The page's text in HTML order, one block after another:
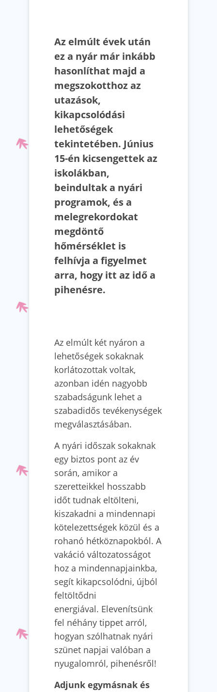
Az elmúlt évek után
ez a nyár már inkább
hasonlíthat majd a
megszokotthoz az
utazások,
kikapcsolódási
lehetőségek
tekintetében. Június
15-én kicsengettek az
iskolákban,
beindultak a nyári
programok, és a
melegrekordokat
megdöntő
hőmérséklet is
felhívja a figyelmet
arra, hogy itt az idő a
pihenésre.
Az elmúlt két nyáron a
lehetőségek sokaknak
korlátozottak voltak,
azonban idén nagyobb
szabadságunk lehet a
szabadidős tevékenységek
megválasztásában.
A nyári időszak sokaknak
egy biztos pont az év
során, amikor a
szeretteikkel hosszabb
időt tudnak eltölteni,
kiszakadni a mindennapi
kötelezettségek közül és a
rohanó hétköznapokból. A
vakáció változatosságot
hoz a mindennapjainkba,
segít kikapcsolódni, újból
feltöltődni
energiával. Elevenítsünk
fel néhány tippet arról,
hogyan szólhatnak nyári
szünet napjai valóban a
nyugalomról, pihenésről!
Adjunk egymásnak és